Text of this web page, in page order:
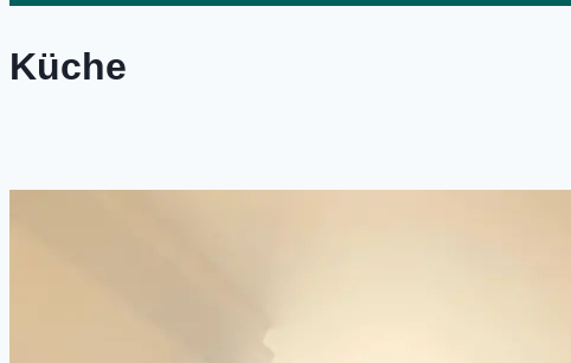
Küche